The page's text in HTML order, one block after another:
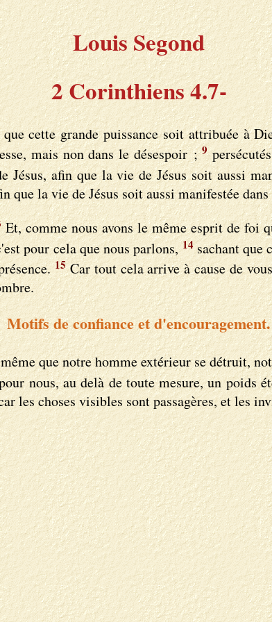
Louis Segond
2 Corinthiens 4.7-
cette grande puissance soit attribuée à
mais non dans le désespoir ;9
Jésus, afin que la vie de Jésus soit aussi
que la vie de Jésus soit aussi manifestée
Et, comme nous avons le même esprit de foi
pour cela que nous parlons,14sachant que
15Car tout cela arrive à cause de
Motifs de confiance et d'encouragement.
que notre homme extérieur se détruit,
nous, au delà de toute mesure, un poids
les choses visibles sont passagères, et les